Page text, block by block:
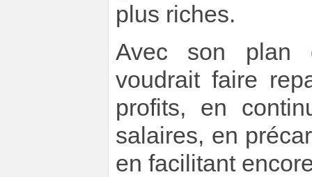
plus riches.
Avec son plan
voudrait faire
profits, en
salaires, en
en facilitant